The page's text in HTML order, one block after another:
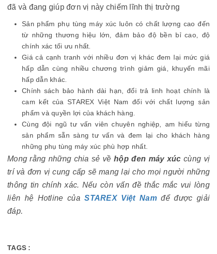
đã và đang giúp đơn vị này chiếm lĩnh thị trường
Sản phẩm phụ tùng máy xúc luôn có chất lượng cao đến
từ những thương hiệu lớn, đảm bảo độ bền bỉ cao, độ
chính xác tối ưu nhất.
Giá cả cạnh tranh với nhiều đơn vị khác đem lại mức giá
hấp dẫn cùng nhiều chương trình giảm giá, khuyến mãi
hấp dẫn khác.
Chính sách bảo hành dài hạn, đổi trả linh hoạt chính là
cam kết của STAREX Việt Nam đối với chất lượng sản
phẩm và quyền lợi của khách hàng.
Cùng đội ngũ tư vấn viên chuyên nghiệp, am hiểu từng
sản phẩm sẵn sàng tư vấn và đem lại cho khách hàng
những phụ tùng máy xúc phù hợp nhất.
Mong rằng những chia sẻ vềhộp đen máy xúc cùng vị
trí và đơn vị cung cấp sẽ mang lại cho mọi người những
thông tin chính xác. Nếu còn vấn đề thắc mắc vui lòng
liên hệ Hotline củaSTAREX Việt Namđể được giải
đáp.
TAGS :